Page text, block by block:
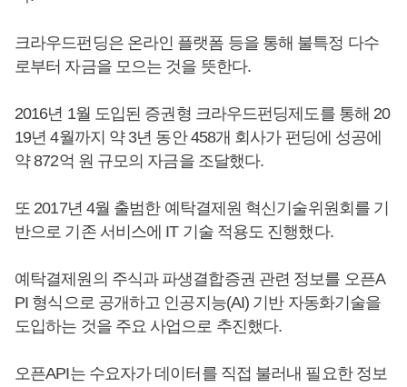
크라우드펀딩은 온라인 플랫폼 등을 통해 불특정 다수
로부터 자금을 모으는 것을 뜻한다.
2016년 1월 도입된 증권형 크라우드펀딩제도를 통해 20
19년 4월까지 약 3년 동안 458개 회사가 펀딩에 성공에
약 872억 원 규모의 자금을 조달했다.
또 2017년 4월 출범한 예탁결제원 혁신기술위원회를 기
반으로 기존 서비스에 IT 기술 적용도 진행했다.
예탁결제원의 주식과 파생결합증권 관련 정보를 오픈A
PI 형식으로 공개하고 인공지능(AI) 기반 자동화기술을
도입하는 것을 주요 사업으로 추진했다.
오픈API는 수요자가 데이터를 직접 불러내 필요한 정보